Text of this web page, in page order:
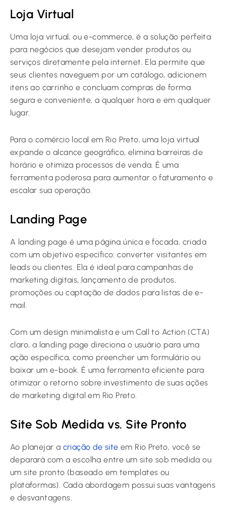
Loja Virtual
Uma loja virtual, ou e-commerce, é a solução perfeita
para negócios que desejam vender produtos ou
serviços diretamente pela internet. Ela permite que
seus clientes naveguem por um catálogo, adicionem
itens ao carrinho e concluam compras de forma
segura e conveniente, a qualquer hora e em qualquer
lugar.
Para o comércio local em Rio Preto, uma loja virtual
expande o alcance geográfico, elimina barreiras de
horário e otimiza processos de venda. É uma
ferramenta poderosa para aumentar o faturamento e
escalar sua operação.
Landing Page
A landing page é uma página única e focada, criada
com um objetivo específico: converter visitantes em
leads ou clientes. Ela é ideal para campanhas de
marketing digitais, lançamento de produtos,
promoções ou captação de dados para listas de e-
mail.
Com um design minimalista e um Call to Action (CTA)
claro, a landing page direciona o usuário para uma
ação específica, como preencher um formulário ou
baixar um e-book. É uma ferramenta eficiente para
otimizar o retorno sobre investimento de suas ações
de marketing digital em Rio Preto.
Site Sob Medida vs. Site Pronto
Ao planejar a criação de site em Rio Preto, você se
deparará com a escolha entre um site sob medida ou
um site pronto (baseado em templates ou
plataformas). Cada abordagem possui suas vantagens
e desvantagens.